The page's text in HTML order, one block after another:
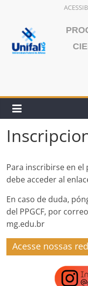
contenido
Para inscribirse en el
debe acceder al
En caso de duda,
del PPGCF, por
mg.edu.br
Acesse nossas